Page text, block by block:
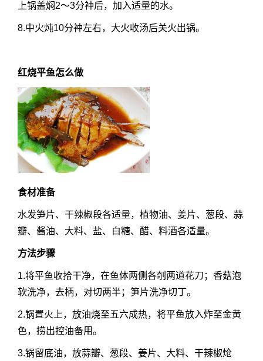
上锅盖焖2〜3分祌后，加入适量的水。
8.中火炖10分祌左右，大火收汤后关火出锅。
红烧平鱼怎么做
食材准备
水发笋片、干辣椒段各适量，植物油、姜片、葱段、蒜
瓣、酱油、大料、盐、白糖、醋、料酒各适量。
方法步骤
1.将平鱼收拾干净，在鱼体两侧各剞两道花刀；香菇泡
软洗净，去柄，对切两半；笋片洗净切丁。
2.锅置火上，放油烧至五六成热，将平鱼放入炸至金黄
色，捞出控油备用。
3.锅留底油，放蒜瓣、葱段、姜片、大料、干辣椒炝